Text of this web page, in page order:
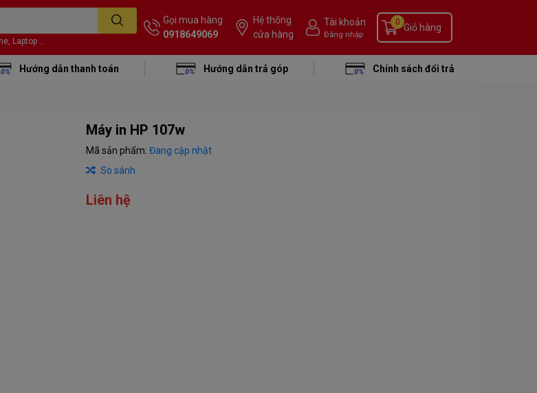
Laptop ...
Gọi mua hàng
0918649069
Hệ thống
cửa hàng
Tài khoản
Đăng nhập
Giỏ hàng
0
Hướng dẫn thanh toán Hướng dẫn trả góp Chính sách đổi trả
Máy in HP 107w
Mã sản phẩm: Đang cập nhật
So sánh
Liên hệ